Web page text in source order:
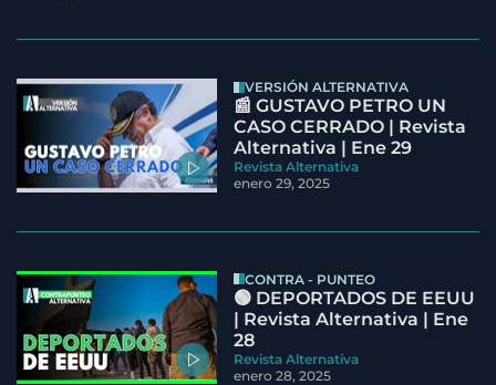
VERSIÓN ALTERNATIVA
📰 GUSTAVO PETRO UN
CASO CERRADO | Revista
Alternativa | Ene 29
Revista Alternativa
enero 29, 2025
CONTRA - PUNTEO
🟢 DEPORTADOS DE EEUU
| Revista Alternativa | Ene
28
Revista Alternativa
enero 28, 2025